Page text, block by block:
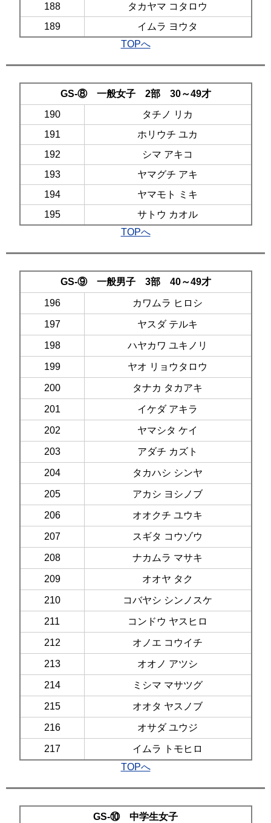
188
タカヤマ コタロウ
189
イムラ ヨウタ
TOPへ
GS-⑧ 一般女子 2部 30～49才
190
タチノ リカ
191
ホリウチ ユカ
192
シマ アキコ
193
ヤマグチ アキ
194
ヤマモト ミキ
195
サトウ カオル
TOPへ
GS-⑨ 一般男子 3部 40～49才
196 カワムラ ヒロシ
197 ヤスダ テルキ
198 ハヤカワ ユキノリ
199 ヤオ リョウタロウ
200 タナカ タカアキ
201 イケダ アキラ
202 ヤマシタ ケイ
203 アダチ カズト
204 タカハシ シンヤ
205 アカシ ヨシノブ
206 オオクチ ユウキ
207 スギタ コウゾウ
208 ナカムラ マサキ
209 オオヤ タク
210 コバヤシ シンノスケ
211 コンドウ ヤスヒロ
212 オノエ コウイチ
213 オオノ アツシ
214 ミシマ マサツグ
215 オオタ ヤスノブ
216 オサダ ユウジ
217
イムラ トモヒロ
TOPへ
GS-⑩ 中学生女子